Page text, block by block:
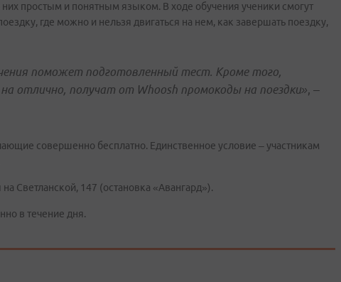
них простым и понятным языком. В ходе обучения ученики смогут
где можно и нельзя двигаться на нем, как завершать поездку,
поможет подготовленный тест. Кроме того,
отлично, получат от Whoosh промокоды на поездки», –
совершенно бесплатно. Единственное условие – участникам
Светланской, 147 (остановка «Авангард»).
в течение дня.